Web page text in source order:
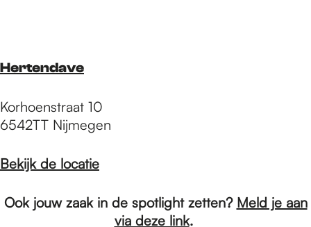
Hertendave
Korhoenstraat 10
6542TT Nijmegen
Bekijk de locatie
Ook jouw zaak in de spotlight zetten? Meld je aan
via deze link.